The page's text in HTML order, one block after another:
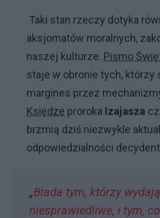
Taki stan rzeczy dotyka
aksjomatów moralnych,
naszej kulturze. Pismo
staje w obronie tych, którzy
margines przez
Księdze proroka Izajasza
brzmią dziś niezwykle
odpowiedzialności
„Biada tym, którzy
niesprawiedliwe, i tym,